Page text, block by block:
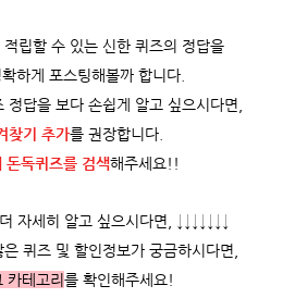
립할 수 있는 신한 퀴즈의 정답을
하게 포스팅해볼까 합니다.
답을 보다 손쉽게 알고 싶으시다면,
찾기 추가를 권장합니다.
돈독퀴즈를 검색해주세요!!
자세히 알고 싶으시다면, ↓↓↓↓↓↓↓
퀴즈 및 할인정보가 궁금하시다면,
카테고리를 확인해주세요!